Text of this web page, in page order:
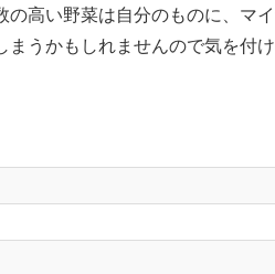
高い野菜は自分のものに、マ
まうかもしれませんので気を付